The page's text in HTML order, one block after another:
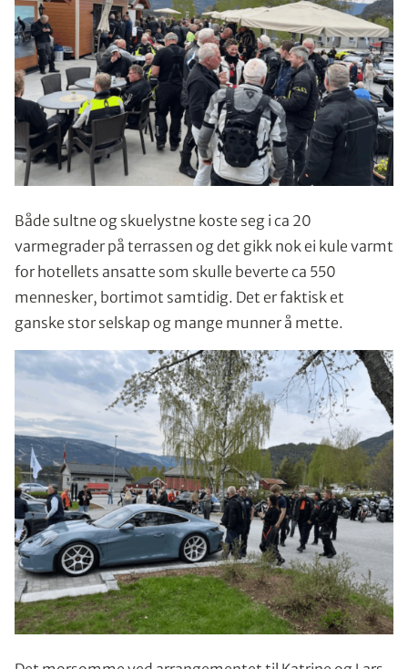
Både sultne og skuelystne koste seg i ca 20
varmegrader på terrassen og det gikk nok ei kule varmt
for hotellets ansatte som skulle beverte ca 550
mennesker, bortimot samtidig. Det er faktisk et
ganske stor selskap og mange munner å mette.